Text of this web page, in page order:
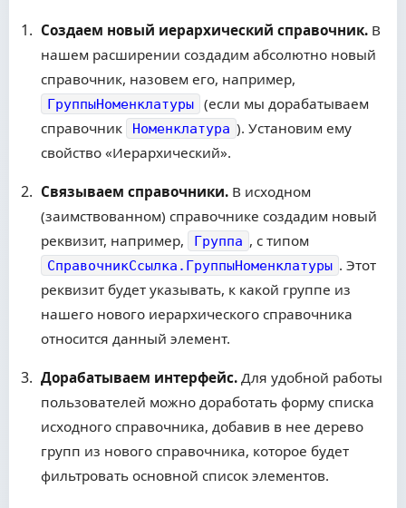
Создаем новый иерархический справочник. В
нашем расширении создадим абсолютно новый
справочник, назовем его, например,
ГруппыНоменклатуры
(если мы дорабатываем
справочник
Номенклатура ). Установим ему
свойство «Иерархический».
Связываем справочники. В исходном
(заимствованном) справочнике создадим новый
реквизит, например,
Группа , с типом
СправочникСсылка.ГруппыНоменклатуры . Этот
реквизит будет указывать, к какой группе из
нашего нового иерархического справочника
относится данный элемент.
Дорабатываем интерфейс. Для удобной работы
пользователей можно доработать форму списка
исходного справочника, добавив в нее дерево
групп из нового справочника, которое будет
фильтровать основной список элементов.